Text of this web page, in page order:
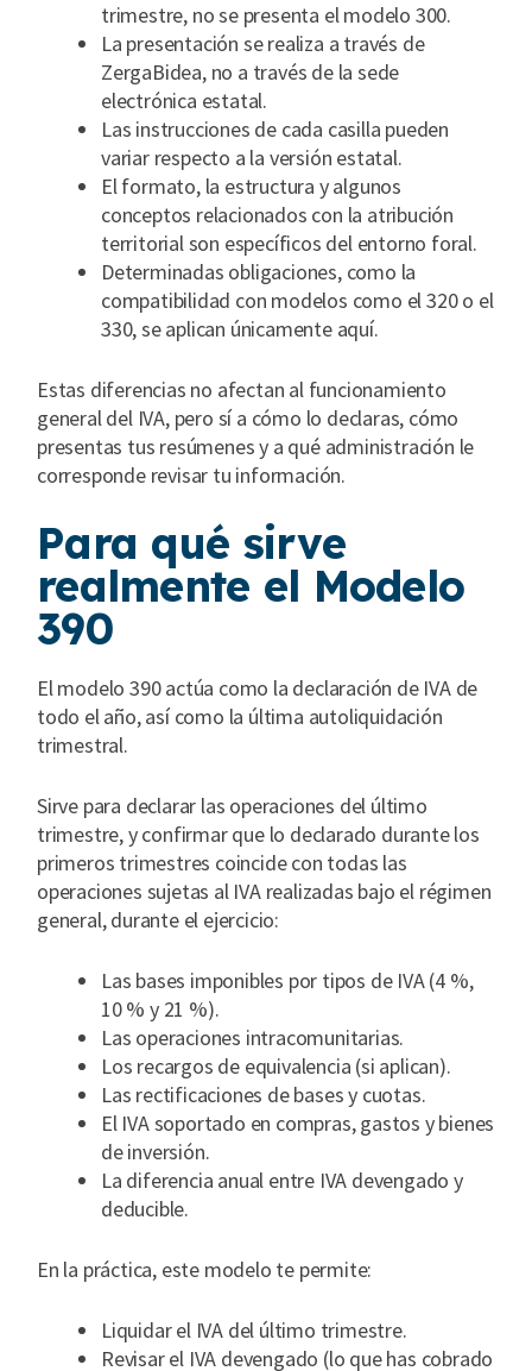
trimestre, no se presenta el modelo 300.
La presentación se realiza a través de
ZergaBidea, no a través de la sede
electrónica estatal.
Las instrucciones de cada casilla pueden
variar respecto a la versión estatal.
El formato, la estructura y algunos
conceptos relacionados con la atribución
territorial son específicos del entorno foral.
Determinadas obligaciones, como la
compatibilidad con modelos como el 320 o el
330, se aplican únicamente aquí.
Estas diferencias no afectan al funcionamiento
general del IVA, pero sí a cómo lo declaras, cómo
presentas tus resúmenes y a qué administración le
corresponde revisar tu información.
Para qué sirve
realmente el Modelo
390
El modelo 390 actúa como la declaración de IVA de
todo el año, así como la última autoliquidación
trimestral.
Sirve para declarar las operaciones del último
trimestre, y confirmar que lo declarado durante los
primeros trimestres coincide con todas las
operaciones sujetas al IVA realizadas bajo el régimen
general, durante el ejercicio:
Las bases imponibles por tipos de IVA (4 %,
10 % y 21 %).
Las operaciones intracomunitarias.
Los recargos de equivalencia (si aplican).
Las rectificaciones de bases y cuotas.
El IVA soportado en compras, gastos y bienes
de inversión.
La diferencia anual entre IVA devengado y
deducible.
En la práctica, este modelo te permite:
Liquidar el IVA del último trimestre.
Revisar el IVA devengado (lo que has cobrado